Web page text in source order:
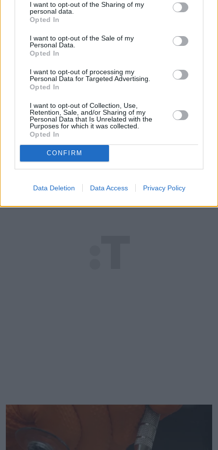
I want to opt-out of the Sharing of my
personal data.
Opted In
I want to opt-out of the Sale of my
Personal Data.
Opted In
I want to opt-out of processing my
Personal Data for Targeted Advertising.
Opted In
I want to opt-out of Collection, Use,
Retention, Sale, and/or Sharing of my
Personal Data that Is Unrelated with the
Purposes for which it was collected.
Opted In
CONFIRM
Data Deletion Data Access Privacy Policy
pozwala przygotować klasyczne espresso, kawy
mleczne, większe porcje kawy na wynos, a także
kilka filiżanek jednocześnie. Wszystko przy
zachowaniu intuicyjnej obsługi oraz szerokich
możliwości personalizacji napojów.
Czytaj całość